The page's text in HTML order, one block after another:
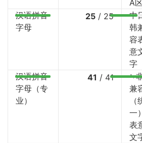
A区
汉语拼音
字母
25 / 25
中
韩
容
意
字
汉语拼音
字母（专
业）
41 / 41
⤷
兼
（
一）
表
文